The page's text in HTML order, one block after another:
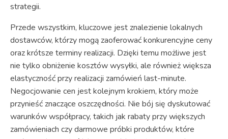
strategii.
Przede wszystkim, kluczowe jest znalezienie lokalnych
dostawców, którzy mogą zaoferować konkurencyjne ceny
oraz krótsze terminy realizacji. Dzięki temu możliwe jest
nie tylko obniżenie kosztów wysyłki, ale również większa
elastyczność przy realizacji zamówień last-minute.
Negocjowanie cen jest kolejnym krokiem, który może
przynieść znaczące oszczędności. Nie bój się dyskutować
warunków współpracy, takich jak rabaty przy większych
zamówieniach czy darmowe próbki produktów, które